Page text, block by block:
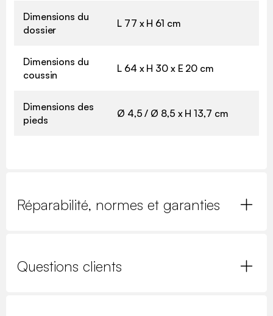
Dimensions du
dossier
L 77 x H 61 cm
Dimensions du
coussin
L 64 x H 30 x E 20 cm
Dimensions des
pieds
Ø 4,5 / Ø 8,5 x H 13,7 cm
Réparabilité, normes et garanties
Questions clients